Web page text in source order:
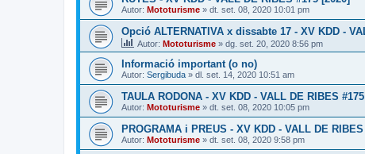
Autor: Mototurisme » dt. set. 08, 2020 10:01 pm
Opció ALTERNATIVA x dissabte 17 - XV KDD -
Autor: Mototurisme » dg. set. 20, 2020 8:56 pm
Informació important (o no)
Autor: Sergibuda » dl. set. 14, 2020 10:51 am
TAULA RODONA - XV KDD - VALL DE RIBES
Autor: Mototurisme » dt. set. 08, 2020 10:05 pm
PROGRAMA i PREUS - XV KDD - VALL DE RIBES
Autor: Mototurisme » dt. set. 08, 2020 9:58 pm